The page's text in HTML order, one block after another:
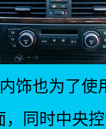
内饰也为了
同时中央